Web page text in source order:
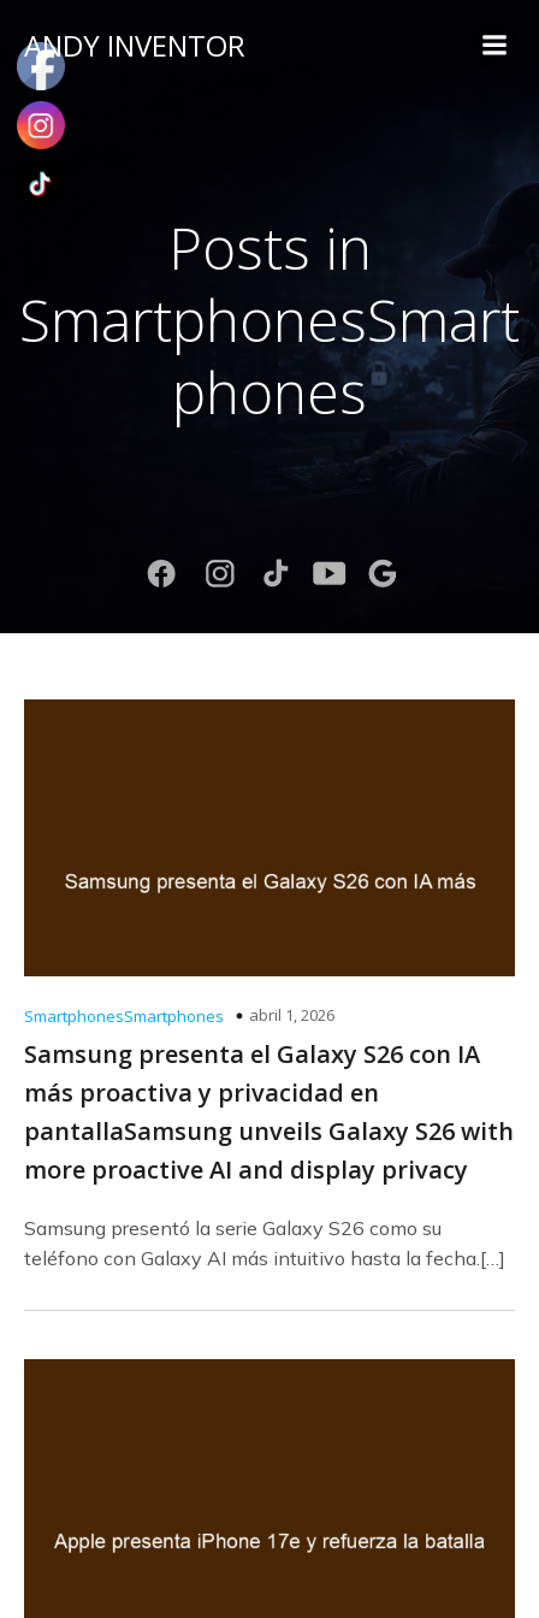
ANDY INVENTOR
Posts in
SmartphonesSmart
phones
SmartphonesSmartphones abril 1, 2026
Samsung presenta el Galaxy S26 con IA
más proactiva y privacidad en
pantallaSamsung unveils Galaxy S26 with
more proactive AI and display privacy
Samsung presentó la serie Galaxy S26 como su
teléfono con Galaxy AI más intuitivo hasta la fecha.[…]